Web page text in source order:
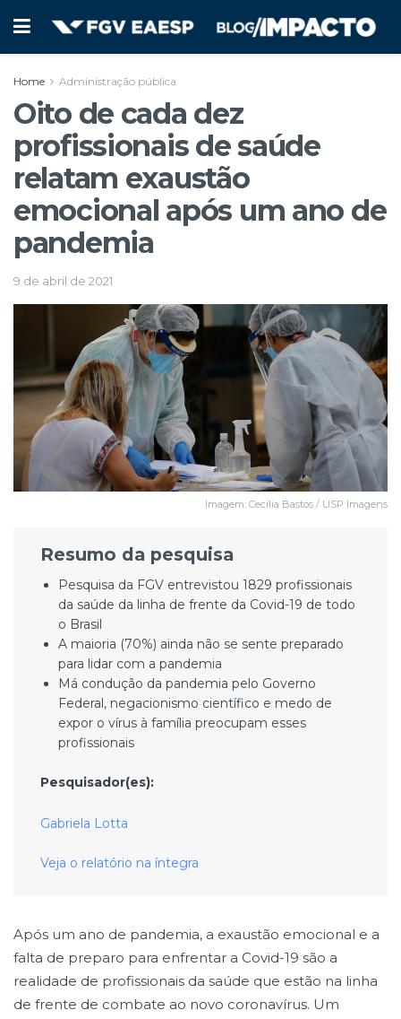
Home Administração pública
Oito de cada dez
profissionais de saúde
relatam exaustão
emocional após um ano de
pandemia
9 de abril de 2021
Imagem: Cecília Bastos / USP Imagens
Resumo da pesquisa
Pesquisa da FGV entrevistou 1829 profissionais
da saúde da linha de frente da Covid-19 de todo
o Brasil
A maioria (70%) ainda não se sente preparado
para lidar com a pandemia
Má condução da pandemia pelo Governo
Federal, negacionismo científico e medo de
expor o vírus à família preocupam esses
profissionais
Pesquisador(es):
Gabriela Lotta
Veja o relatório na íntegra
Após um ano de pandemia, a exaustão emocional e a
falta de preparo para enfrentar a Covid-19 são a
realidade de profissionais da saúde que estão na linha
de frente de combate ao novo coronavírus. Um